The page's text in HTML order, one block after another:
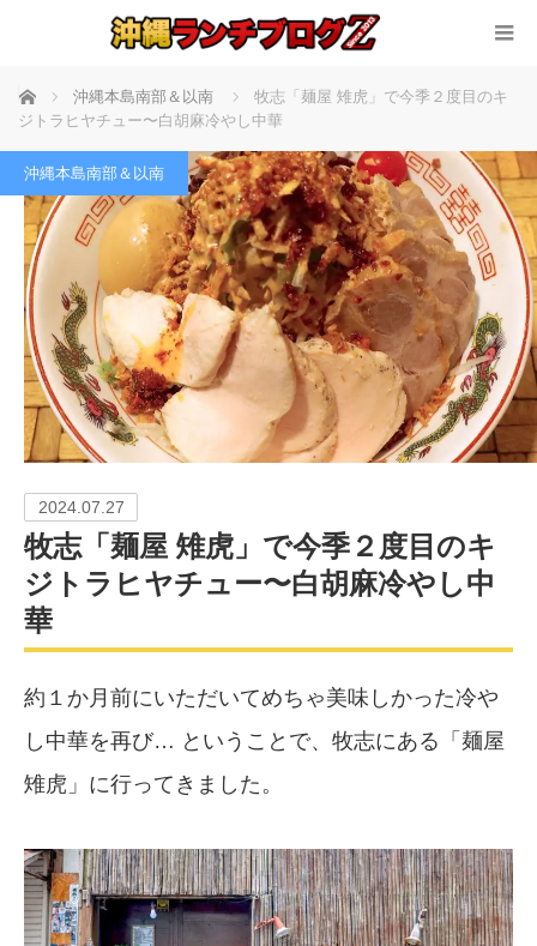
ホーム 沖縄本島南部＆以南
牧志「麺屋 雉虎」で今季２度目のキ
ジトラヒヤチュー〜白胡麻冷やし中華
沖縄本島南部＆以南
2024.07.27
牧志「麺屋 雉虎」で今季２度目のキ
ジトラヒヤチュー〜白胡麻冷やし中
華
約１か月前にいただいてめちゃ美味しかった冷や
し中華を再び… ということで、牧志にある「麺屋
雉虎」に行ってきました。